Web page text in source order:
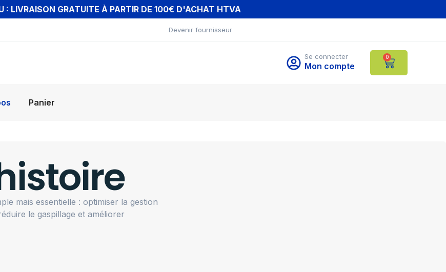
: LIVRAISON GRATUITE À PARTIR DE 100€ D'ACHAT HTVA
Devenir fournisseur
Se connecter
Mon compte
0
Panier
mais essentielle : optimiser la gestion
le gaspillage et améliorer